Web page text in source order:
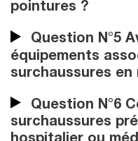
pointures ?
Question N°5
équipements
surchaussures en
Question N°6
surchaussures